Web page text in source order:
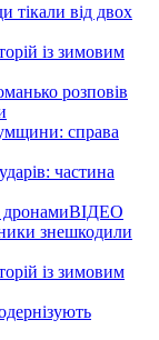
тікали від двох
із зимовим
розповів
справа
частина
дронамиВІДЕО
знешкодили
із зимовим